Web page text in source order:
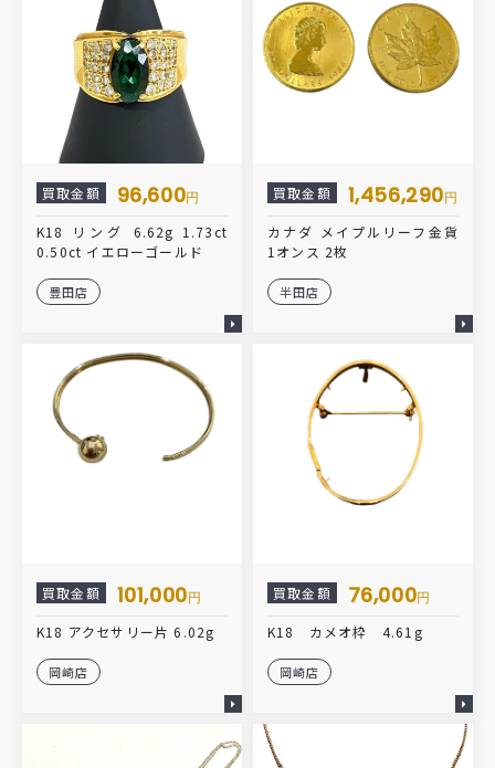
買取金額 96,600円
K18 リング 6.62g 1.73ct
0.50ct イエローゴールド
豊田店
買取金額 1,456,290円
カナダ メイプルリーフ金貨
1オンス 2枚
半田店
買取金額 101,000円
K18 アクセサリー片 6.02g
岡崎店
買取金額 76,000円
K18 カメオ枠 4.61g
岡崎店